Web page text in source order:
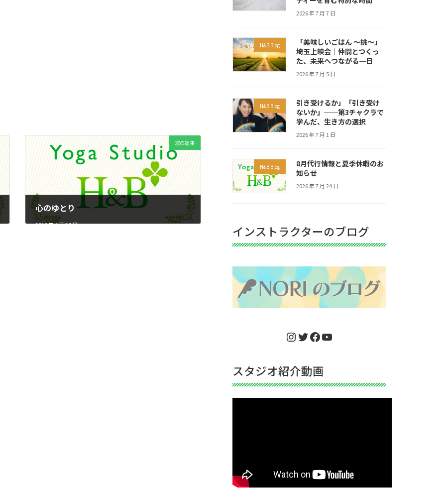
次の記事
心のゆとり
2016 年 4 月 26 日
2026 年 7 月 7 日
H&B Blog
「美味しいごはん ～挑～」
埼玉上映会｜仲間とつくっ
た、未来へつながる一日
2026 年 7 月 5 日
H&B Blog
引き受けるか」「引き受け
ないか」──第3チャクラで
学んだ、生き方の選択
2026 年 7 月 1 日
H&B Blog
8月代行情報と夏季休暇のお
知らせ
2026 年 7 月 24 日
インストラクターのブログ
Instagram
Twitter
Facebook
YouTube
スタジオ紹介動画